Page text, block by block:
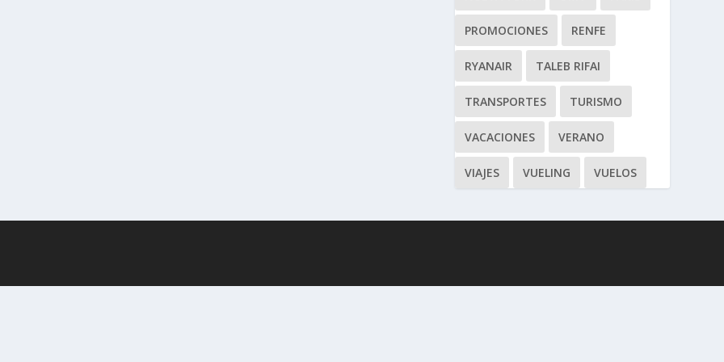
PROMOCIONES RENFE
RYANAIR TALEB RIFAI
TRANSPORTES TURISMO
VACACIONES VERANO
VIAJES VUELING VUELOS